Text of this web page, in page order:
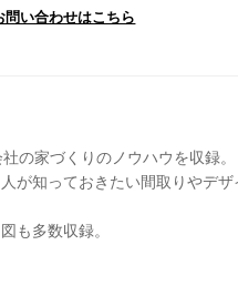
問い合わせはこちら
の家づくりのノウハウを収録。
が知っておきたい間取りやデ
も多数収録。